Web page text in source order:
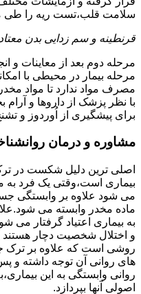
سلامت قلب،تست ریه را طی
قرنطینه و سم زدایی بدن
مرحله دوم بعد از معاینات و
مرحله بیمار در محیطی با
مصرف مواد ندارد تا مواد
با نظر پزشک از داروها و
برای پیشگیری از اُوردوز و
مشاوره و درمان
اصلی ترین دلیل شکست در ترک
بیماری است،وقتی یک فرد به
می شود علاوه بر وابستگی
ماده مخدر وابسته می
به بیماری اعتیاد گرفتار می
و اختلال شخصیت دچار هستند
روشی است که علاوه بر ترک
های روانی آن توجه داشته و
روانی وابستگی به این
اصولی آنها بپردازد.